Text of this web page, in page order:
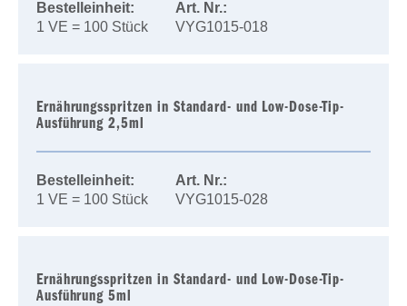
Bestelleinheit:
Art. Nr.:
1 VE = 100 Stück
VYG1015-018
Ernährungsspritzen in Standard- und Low-Dose-Tip-
Ausführung 2,5ml
Bestelleinheit:
Art. Nr.:
1 VE = 100 Stück
VYG1015-028
Ernährungsspritzen in Standard- und Low-Dose-Tip-
Ausführung 5ml